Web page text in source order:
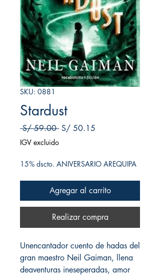
SKU: 0881
Stardust
S/ 59.00 Precio
S/ 50.15
IGV excluido
15% dscto. ANIVERSARIO AREQUIPA
Agregar al carrito
Realizar compra
Unencantador cuento de hadas del
gran maestro Neil Gaiman, llena
deaventuras ineseperadas, amor